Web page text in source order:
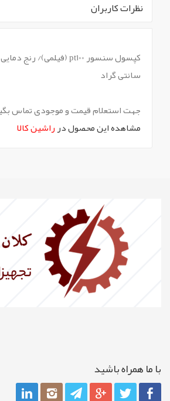
نظرات کاربران
سانتی گراد
جهت استعلام قیمت و موجودی تماس
مشاهده این محصول درراشین کالا
با ما همراه باشيد